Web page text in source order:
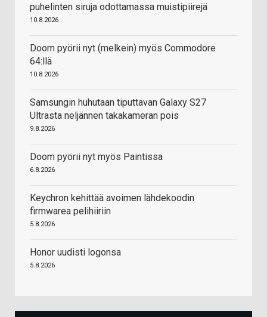
puhelinten siruja odottamassa muistipiirejä
10.8.2026
Doom pyörii nyt (melkein) myös Commodore
64:llä
10.8.2026
Samsungin huhutaan tiputtavan Galaxy S27
Ultrasta neljännen takakameran pois
9.8.2026
Doom pyörii nyt myös Paintissa
6.8.2026
Keychron kehittää avoimen lähdekoodin
firmwarea pelihiiriin
5.8.2026
Honor uudisti logonsa
5.8.2026